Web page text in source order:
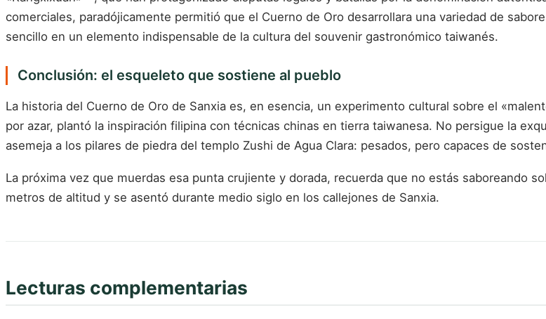
comerciales, paradójicamente permitió que el Cuerno de Oro desarrollara una variedad de
sencillo en un elemento indispensable de la cultura del souvenir gastronómico taiwanés.
Conclusión: el esqueleto que sostiene al pueblo
La historia del Cuerno de Oro de Sanxia es, en esencia, un experimento cultural sobre el
por azar, plantó la inspiración filipina con técnicas chinas en tierra taiwanesa. No persigue la
asemeja a los pilares de piedra del templo Zushi de Agua Clara: pesados, pero capaces de
La próxima vez que muerdas esa punta crujiente y dorada, recuerda que no estás saboreando
metros de altitud y se asentó durante medio siglo en los callejones de Sanxia.
Lecturas complementarias